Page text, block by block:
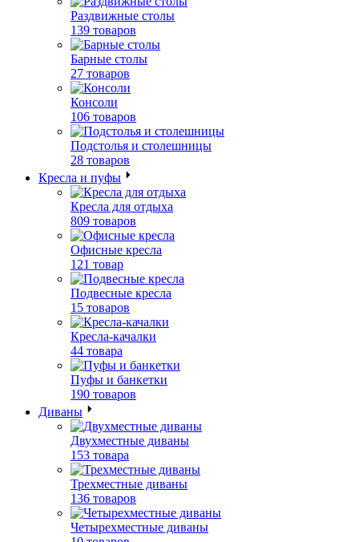
Раздвижные столы
139 товаров
Барные столы
27 товаров
Консоли
106 товаров
Подстолья и столешницы
28 товаров
Кресла и пуфы
Кресла для отдыха
809 товаров
Офисные кресла
121 товар
Подвесные кресла
15 товаров
Кресла-качалки
44 товара
Пуфы и банкетки
190 товаров
Диваны
Двухместные диваны
153 товара
Трехместные диваны
136 товаров
Четырехместные диваны